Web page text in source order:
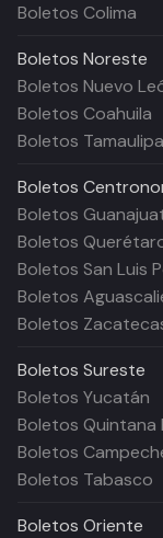
Boletos Colima
Boletos Noreste
Boletos Nuevo
Boletos Coahuila
Boletos
Boletos
Boletos
Boletos
Boletos San Luis
Boletos
Boletos
Boletos Sureste
Boletos Yucatán
Boletos Quintana
Boletos
Boletos Tabasco
Boletos Oriente